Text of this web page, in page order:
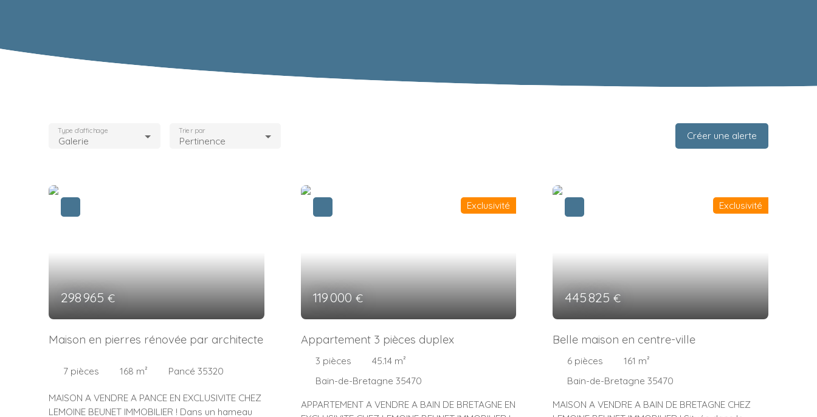
Galerie
Type d'affichage
Pertinence
Trier par Créer une alerte
298 965€
Maison en pierres rénovée par architecte
7 pièces 168 m² Pancé 35320
MAISON A VENDRE A PANCE EN EXCLUSIVITE CHEZ
LEMOINE BEUNET IMMOBILIER ! Dans un hameau
119 000€
Exclusivité
Appartement 3 pièces duplex
3 pièces 45.14 m²
Bain-de-Bretagne 35470
APPARTEMENT A VENDRE A BAIN DE BRETAGNE EN
445 825€
Exclusivité
Belle maison en centre-ville
6 pièces 161 m²
Bain-de-Bretagne 35470
MAISON A VENDRE A BAIN DE BRETAGNE CHEZ